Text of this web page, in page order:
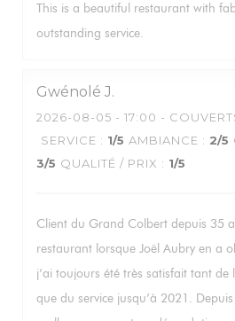
This is a beautiful restaurant with
outstanding service.
Gwénolé J
2026-08-05 - 17:00 -
SERVICE : 1/5 AMBIANCE : 2/5
3/5 QUALITÉ / PRIX : 1/5
Client du Grand Colbert depuis 35
restaurant lorsque Joël Aubry en a
j’ai toujours été très satisfait tant
que du service jusqu’à 2021.